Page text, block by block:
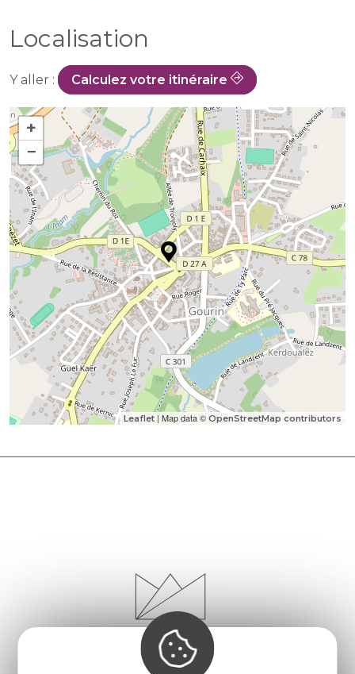
Localisation
Y aller : Calculez votre itinéraire
+
−
Leaflet| Map data © OpenStreetMap contributors